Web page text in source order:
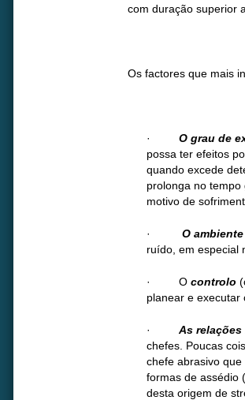
com duração superior
Os factores que mais
· O grau de
possa ter efeitos
quando excede
prolonga no
motivo de
· O
ruído, em especial
· O controlo
planear e executar
· As
chefes. Poucas
chefe abrasivo
formas de assédio
desta origem de